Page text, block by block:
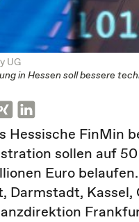
UG
in Hessen soll bessere
Hessische FinMin
sollen auf
Euro
Darmstadt,